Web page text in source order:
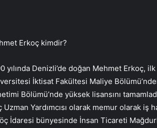
Erkoç kimdir?
yılında Denizli’de doğan Mehmet Erkoç,
İktisat Fakültesi Maliye
Bölümü’nde yüksek lisansını
Uzman Yardımcısı olarak memur olarak iş
İdaresi bünyesinde İnsan Ticareti